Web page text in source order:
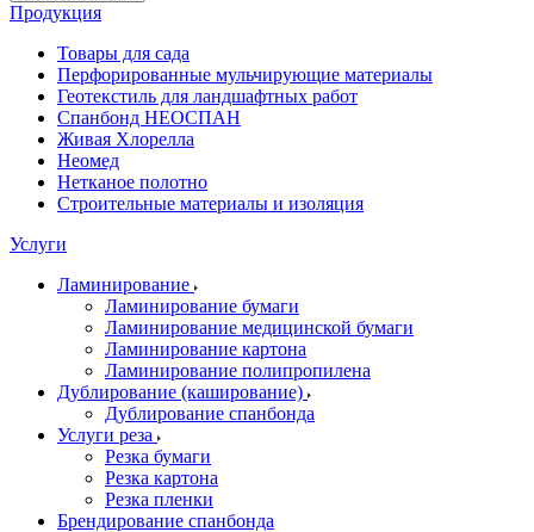
Продукция
Товары для сада
Перфорированные мульчирующие материалы
Геотекстиль для ландшафтных работ
Спанбонд НЕОСПАН
Живая Хлорелла
Нeомед
Нетканое полотно
Строительные материалы и изоляция
Услуги
Ламинирование
Ламинирование бумаги
Ламинирование медицинской бумаги
Ламинирование картона
Ламинирование полипропилена
Дублирование (каширование)
Дублирование спанбонда
Услуги реза
Резка бумаги
Резка картона
Резка пленки
Брендирование спанбонда